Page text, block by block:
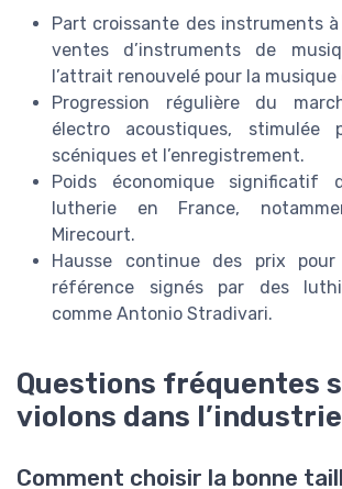
Part croissante des instruments
ventes d’instruments de
l’attrait renouvelé pour la musique
Progression régulière du
électro acoustiques, stimulée
scéniques et l’enregistrement.
Poids économique significatif
lutherie en France,
Mirecourt.
Hausse continue des prix
référence signés par des
comme Antonio Stradivari.
Questions fréquentes
violons dans
Comment choisir la bonne